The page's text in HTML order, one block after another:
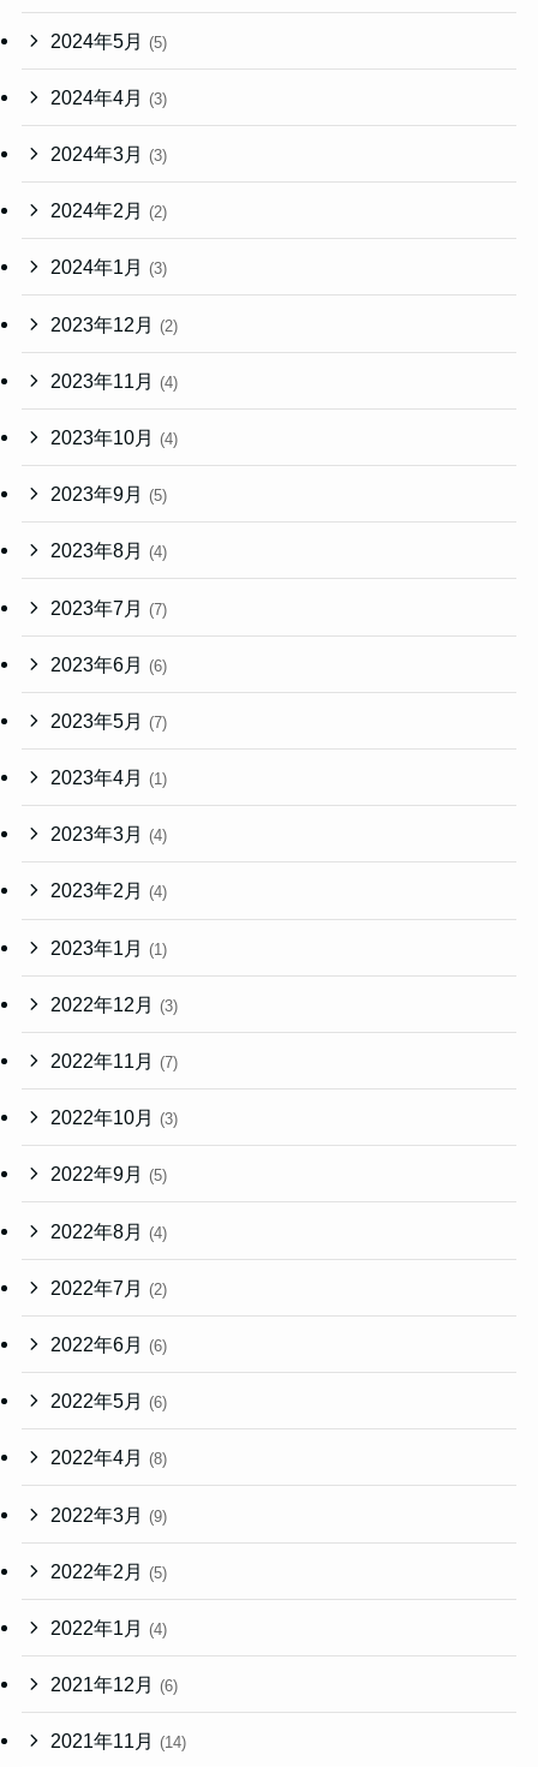
2024年5月 (5)
2024年4月 (3)
2024年3月 (3)
2024年2月 (2)
2024年1月 (3)
2023年12月 (2)
2023年11月 (4)
2023年10月 (4)
2023年9月 (5)
2023年8月 (4)
2023年7月 (7)
2023年6月 (6)
2023年5月 (7)
2023年4月 (1)
2023年3月 (4)
2023年2月 (4)
2023年1月 (1)
2022年12月 (3)
2022年11月 (7)
2022年10月 (3)
2022年9月 (5)
2022年8月 (4)
2022年7月 (2)
2022年6月 (6)
2022年5月 (6)
2022年4月 (8)
2022年3月 (9)
2022年2月 (5)
2022年1月 (4)
2021年12月 (6)
2021年11月 (14)